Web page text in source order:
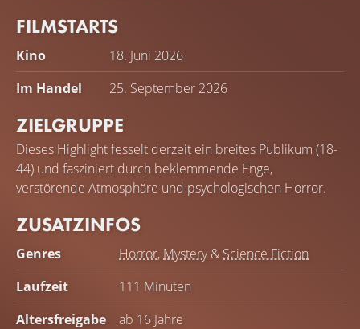
FILMSTARTS
Kino
18. Juni 2026
Im Handel
25. September 2026
ZIELGRUPPE
Dieses Highlight fesselt derzeit ein breites Publikum (18-
44) und fasziniert durch beklemmende Enge,
verstörende Atmosphäre und psychologischen Horror.
ZUSATZINFOS
Genres Horror, Mystery& Science Fiction
Laufzeit
111 Minuten
Altersfreigabe
ab 16 Jahre